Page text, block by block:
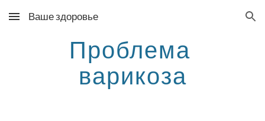
Skip to main content Skip to navigation
Ваше здоровье
Проблема
варикоза